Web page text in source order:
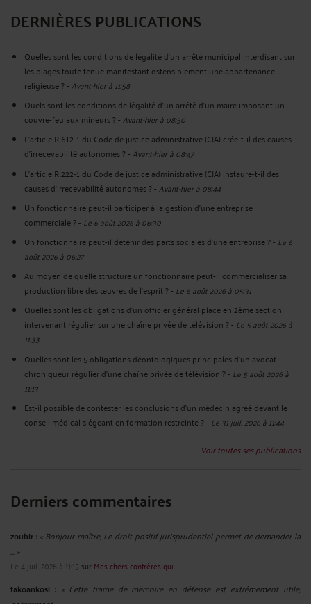
DERNIÈRES PUBLICATIONS
Quelles sont les conditions de légalité d’un arrêté municipal interdisant sur
les plages toute tenue manifestant ostensiblement une appartenance
religieuse ?-Avant-hier à 11:58
Quels sont les conditions de légalité d'un arrêté d'un maire imposant un
couvre-feu aux mineurs ?-Avant-hier à 08:50
L’article R.612‑1 du Code de justice administrative (CJA) crée-t-il des causes
d’irrecevabilité autonomes ?-Avant-hier à 08:47
L’article R.222‑1 du Code de justice administrative (CJA) instaure-t-il des
causes d’irrecevabilité autonomes ?-Avant-hier à 08:44
Un fonctionnaire peut-il participer à la gestion d’une entreprise
commerciale ?- Le 6 août 2026 à 06:30
Un fonctionnaire peut-il détenir des parts sociales d’une entreprise ?- Le 6
août 2026 à 06:27
Au moyen de quelle structure un fonctionnaire peut-il commercialiser sa
production libre des œuvres de l’esprit ?- Le 6 août 2026 à 05:31
Quelles sont les obligations d’un officier général placé en 2ème section
intervenant régulier sur une chaîne privée de télévision ?- Le 5 août 2026 à
11:33
Quelles sont les 5 obligations déontologiques principales d’un avocat
chroniqueur régulier d’une chaîne privée de télévision ?- Le 5 août 2026 à
11:13
Est-il possible de contester les conclusions d’un médecin agréé devant le
conseil médical siégeant en formation restreinte ?- Le 31 juil. 2026 à 11:44
Voir toutes ses publications
Derniers commentaires
zoubir : « Bonjour maître, Le droit positif jurisprudentiel permet de demander la
... »
Le 4 juil. 2026 à 11:15 sur Mes chers confrères qui ...
takoankosi : « Cette trame de mémoire en défense est extrêmement utile,